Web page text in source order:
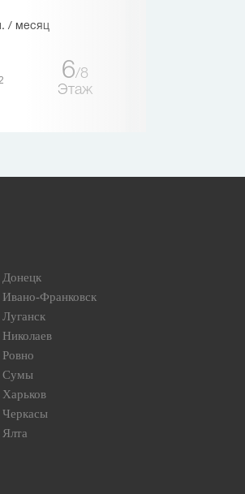
/ месяц
2 6 8
Этаж
Донецк
Ивано-Франковск
Луганск
Николаев
Ровно
Сумы
Харьков
Черкасы
Ялта